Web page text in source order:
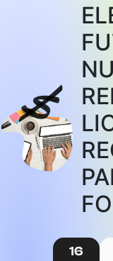
16